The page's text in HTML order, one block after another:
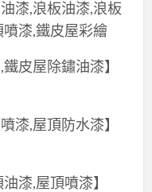
漆,浪板油漆,浪板
漆,鐵皮屋彩繪
皮屋除鏽油漆】
漆,屋頂防水漆】
漆,屋頂噴漆】